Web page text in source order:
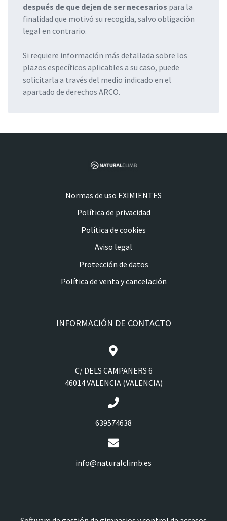
después de que dejen de ser necesarios para la
finalidad que motivó su recogida, salvo obligación
legal en contrario.
Si requiere información más detallada sobre los
plazos específicos aplicables a su caso, puede
solicitarla a través del medio indicado en el
apartado de derechos ARCO.
Normas de uso EXIMIENTES
Política de privacidad
Política de cookies
Aviso legal
Protección de datos
Política de venta y cancelación
INFORMACIÓN DE CONTACTO
C/ DELS CAMPANERS 6
46014 VALENCIA (VALENCIA)
639574638
info@naturalclimb.es